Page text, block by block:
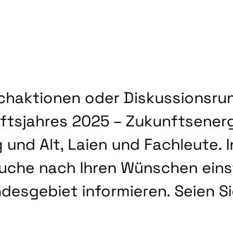
oder
2025 –
Alt, Laien und Fachleute.
nach Ihren Wünschen
informieren. Seien